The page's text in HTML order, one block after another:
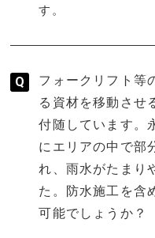
す。
フォークリフト等
る資材を移動させ
付随しています。
にエリアの中で部
れ、雨水がたまり
た。防水施工を含
可能でしょうか？